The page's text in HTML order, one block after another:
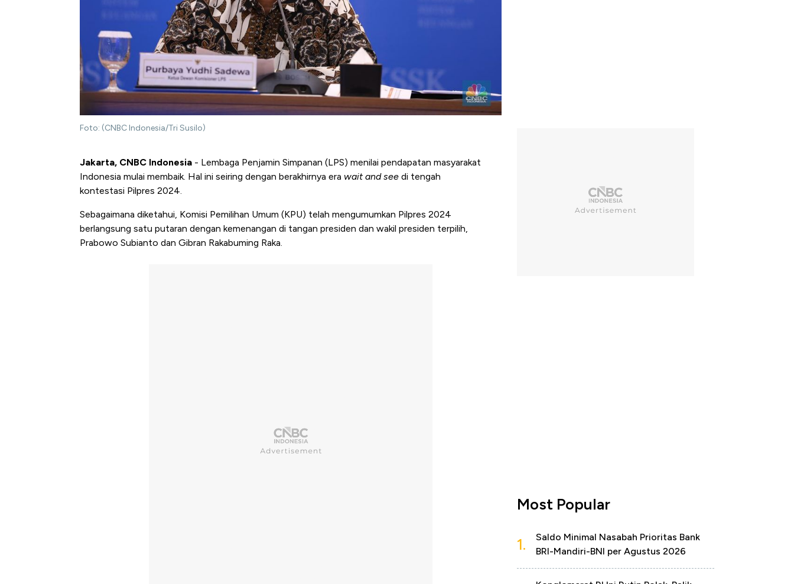
Foto: (CNBC Indonesia/Tri Susilo)
Jakarta, CNBC Indonesia - Lembaga Penjamin Simpanan (LPS) menilai pendapatan masyarakat
Indonesia mulai membaik. Hal ini seiring dengan berakhirnya era wait and see di tengah
kontestasi Pilpres 2024.
Sebagaimana diketahui, Komisi Pemilihan Umum (KPU) telah mengumumkan Pilpres 2024
berlangsung satu putaran dengan kemenangan di tangan presiden dan wakil presiden terpilih,
Prabowo Subianto dan Gibran Rakabuming Raka.
Most Popular
1.
Saldo Minimal Nasabah Prioritas Bank
BRI-Mandiri-BNI per Agustus 2026